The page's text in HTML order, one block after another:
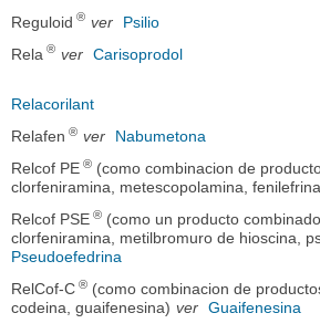
Reguloid ® ver
Psilio
Rela ® ver Carisoprodol
Relacorilant
Relafen ® ver
Nabumetona
Relcof PE ® (como combinacion de
clorfeniramina, metescopolamina,
Relcof PSE ® (como un producto
clorfeniramina, metilbromuro de hioscina,
Pseudoefedrina
RelCof-C ® (como combinacion de
codeina, guaifenesina) ver Guaifenesina